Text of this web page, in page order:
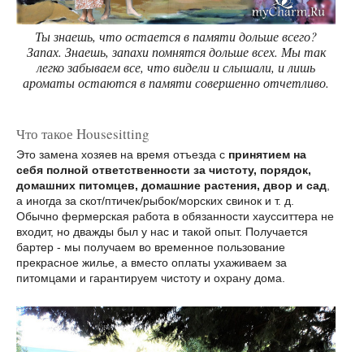
Ты знаешь, что остается в памяти дольше всего?
Запах. Знаешь, запахи помнятся дольше всех. Мы так
легко забываем все, что видели и слышали, и лишь
ароматы остаются в памяти совершенно отчетливо.
Что такое Housesitting
Это замена хозяев на время отъезда с принятием на
себя полной ответственности за чистоту, порядок,
домашних питомцев, домашние растения, двор и сад
а иногда за скот/птичек/рыбок/морских свинок и т. д.
Обычно фермерская работа в обязанности хаусситтера не
входит, но дважды был у нас и такой опыт. Получается
бартер - мы получаем во временное пользование
прекрасное жилье, а вместо оплаты ухаживаем за
питомцами и гарантируем чистоту и охрану дома.